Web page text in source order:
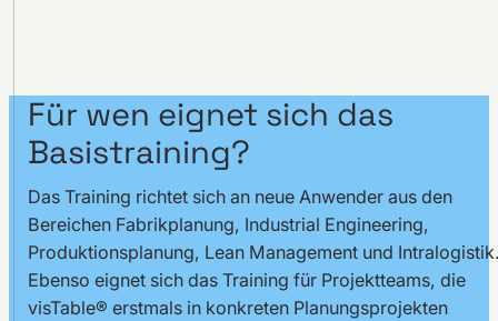
Für wen eignet sich das
Basistraining?
Das Training richtet sich an neue Anwender aus den
Bereichen Fabrikplanung, Industrial Engineering,
Produktionsplanung, Lean Management und
Ebenso eignet sich das Training für Projektteams, die
visTable® erstmals in konkreten Planungsprojekten